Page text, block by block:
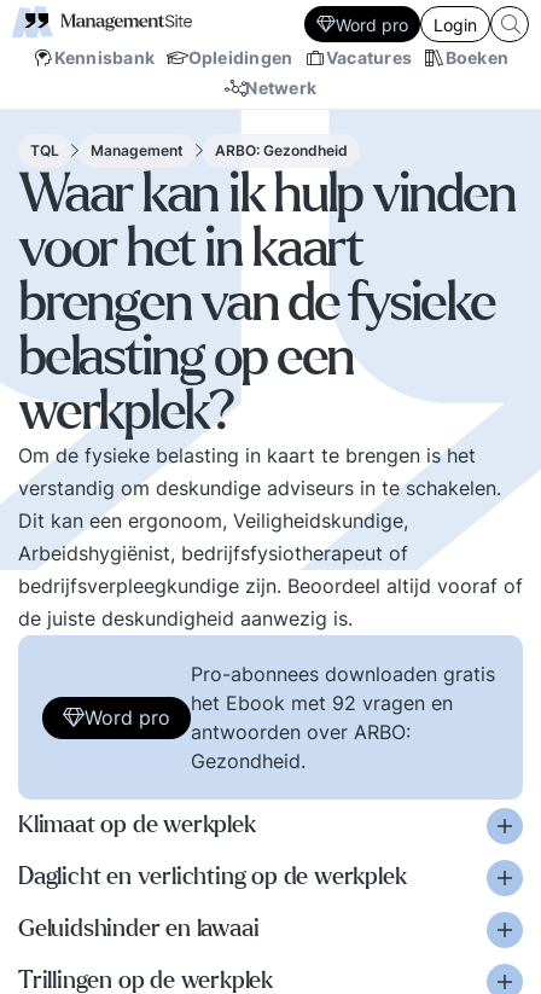
Kennisbank Opleidingen Vacatures
Boeken
Netwerk
Word pro Login
TQL Management ARBO: Gezondheid
Waar kan ik hulp vinden
voor het in kaart
brengen van de fysieke
belasting op een
werkplek?
Om de fysieke belasting in kaart te brengen is het
verstandig om deskundige adviseurs in te schakelen.
Dit kan een ergonoom, Veiligheidskundige,
Arbeidshygiënist, bedrijfsfysiotherapeut of
bedrijfsverpleegkundige zijn. Beoordeel altijd vooraf of
de juiste deskundigheid aanwezig is.
Word pro
Pro-abonnees downloaden gratis
het Ebook met 92 vragen en
antwoorden over ARBO:
Gezondheid.
Klimaat op de werkplek
Daglicht en verlichting op de werkplek
Geluidshinder en lawaai
Trillingen op de werkplek